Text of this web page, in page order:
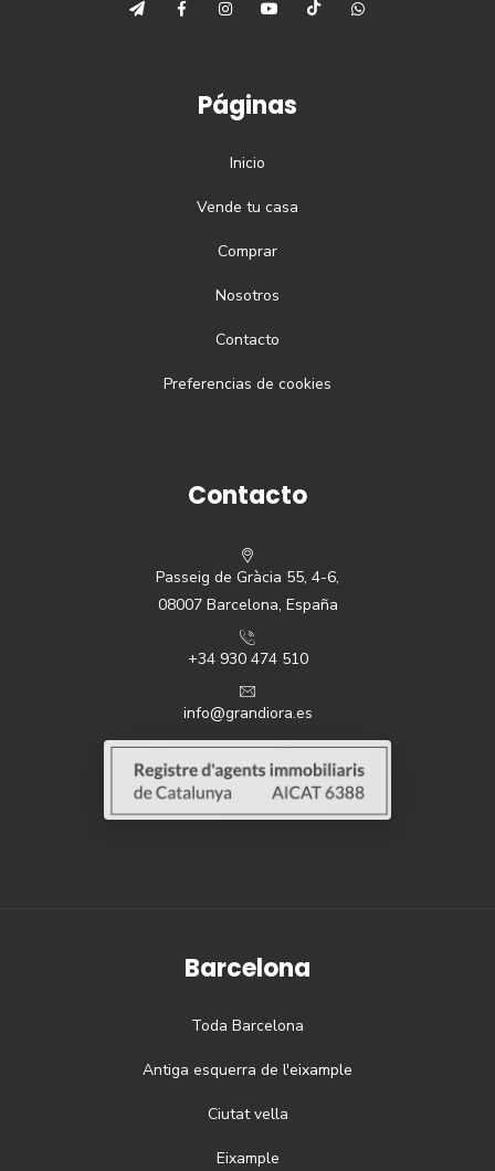
Páginas
Inicio
Vende tu casa
Comprar
Nosotros
Contacto
Preferencias de cookies
Contacto
Passeig de Gràcia 55, 4-6,
08007 Barcelona, España
+34 930 474 510
info@grandiora.es
Barcelona
Toda Barcelona
Antiga esquerra de l'eixample
Ciutat vella
Eixample